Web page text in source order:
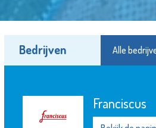
Bedrijven Alle
Shell
Chemicals